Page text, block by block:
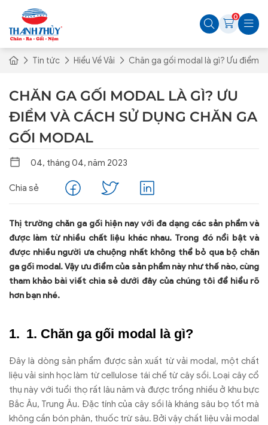
0
Tin tức Hiểu Về Vải Chăn ga gối modal là gì? Ưu điểm
CHĂN GA GỐI MODAL LÀ GÌ? ƯU
ĐIỂM VÀ CÁCH SỬ DỤNG CHĂN GA
GỐI MODAL
04, tháng 04, năm 2023
Chia sẻ
Thị trường chăn ga gối hiện nay với đa dạng các sản phẩm và
được làm từ nhiều chất liệu khác nhau. Trong đó nổi bật và
được nhiều người ưa chuộng nhất không thể bỏ qua bộ chăn
ga gối modal. Vậy ưu điểm của sản phẩm này như thế nào, cùng
tham khảo bài viết chia sẻ dưới đây của chúng tôi để hiểu rõ
hơn bạn nhé.
1. Chăn ga gối modal là gì?
Đây là dòng sản phẩm được sản xuất từ vải modal, một chất
liệu vải sinh học làm từ cellulose tái chế từ cây sồi. Loại cây cổ
thụ này với tuổi thọ rất lâu năm và được trồng nhiều ở khu bực
Bắc Âu, Trung Âu. Đặc tính của cây sồi là kháng sâu bọ tốt mà
không cần bón phân, thuốc trừ sâu. Bởi vậy chất liệu vải modal